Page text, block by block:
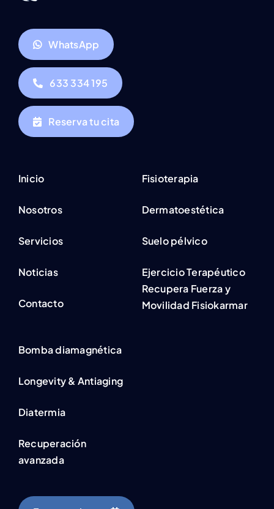
WhatsApp
633 334 195
Reserva tu cita
Inicio
Nosotros
Servicios
Noticias
Contacto
Fisioterapia
Dermatoestética
Suelo pélvico
Ejercicio Terapéutico
Recupera Fuerza y
Movilidad Fisiokarmar
Bomba diamagnética
Longevity & Antiaging
Diatermia
Recuperación
avanzada